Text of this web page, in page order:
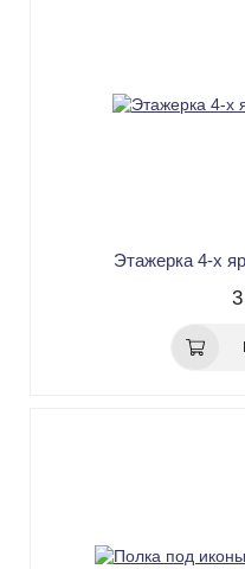
Этажерка 4-х